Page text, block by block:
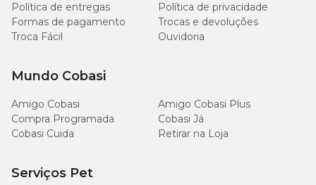
Política de entregas
Política de privacidade
Formas de pagamento
Trocas e devoluções
Troca Fácil
Ouvidoria
Mundo Cobasi
Amigo Cobasi
Amigo Cobasi Plus
Compra Programada
Cobasi Já
Cobasi Cuida
Retirar na Loja
Serviços Pet